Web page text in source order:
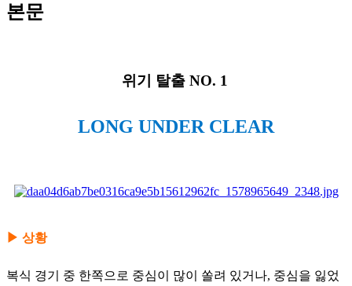
본문
위기 탈출 NO. 1
LONG UNDER CLEAR
▶ 상황
복식 경기 중 한쪽으로 중심이 많이 쏠려 있거나, 중심을 잃었